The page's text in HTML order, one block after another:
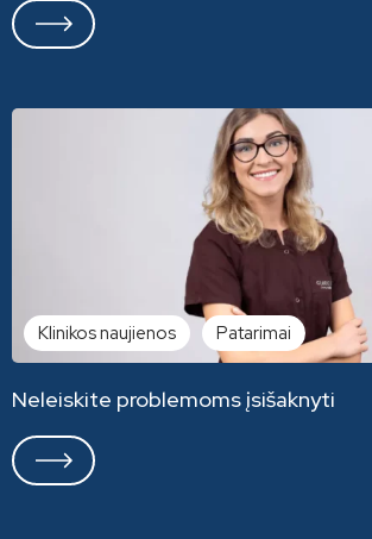
Klinikos naujienos Patarimai
Neleiskite problemoms įsišaknyti